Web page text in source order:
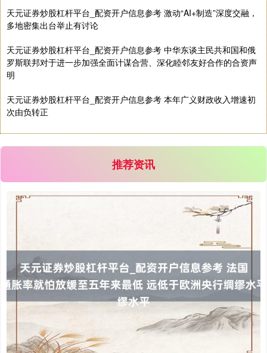
国债指数 229.69 +0.10 +0.04%
+2.13%
上证综指 3940.04
天元证券炒股杠杆平台_配资开户信息参考 激动“AI+制造”深度交融，
多地密集出台举止有讨论
天元证券炒股杠杆平台_配资开户信息参考 中华东谈主民共和国和俄
罗斯联邦对于进一步加强全面计谋合营、深化睦邻友好合作的合资声
明
天元证券炒股杠杆平台_配资开户信息参考 本年广义财政收入增速初
次由负转正
推荐资讯